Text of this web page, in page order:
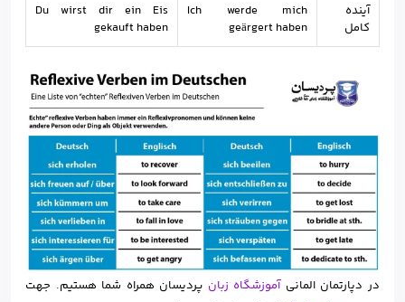
آینده
کامل
Ich werde mich
geärgert haben
Du wirst dir ein Eis
gekauft haben
در دپارتمان المانیآموزشگاه زبان پردیسان همراه شما هستیم. جهت